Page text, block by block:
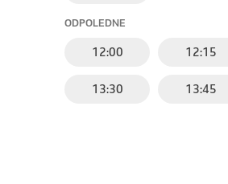
ODPOLEDNE
12:00 12:15
13:30 13:45